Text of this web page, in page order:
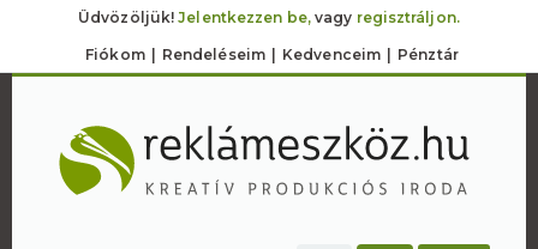
Üdvözöljük!Jelentkezzen be,vagy regisztráljon.
Fiókom Rendeléseim Kedvenceim Pénztár